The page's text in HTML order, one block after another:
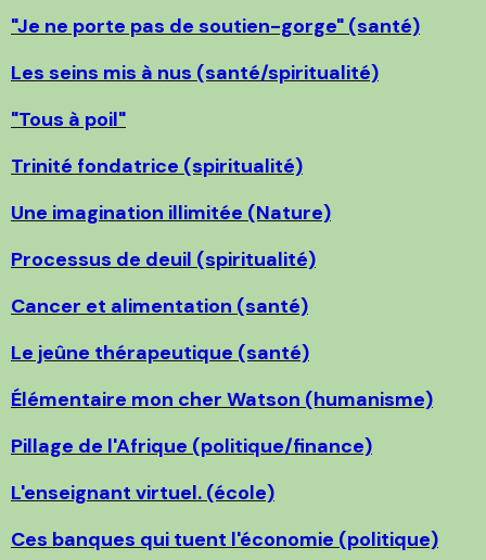
"Je ne porte pas de soutien-gorge" (santé)
Les seins mis à nus (santé/spiritualité)
"Tous à poil"
Trinité fondatrice (spiritualité)
Une imagination illimitée (Nature)
Processus de deuil (spiritualité)
Cancer et alimentation (santé)
Le jeûne thérapeutique (santé)
Élémentaire mon cher Watson (humanisme)
Pillage de l'Afrique (politique/finance)
L'enseignant virtuel. (école)
Ces banques qui tuent l'économie (politique)